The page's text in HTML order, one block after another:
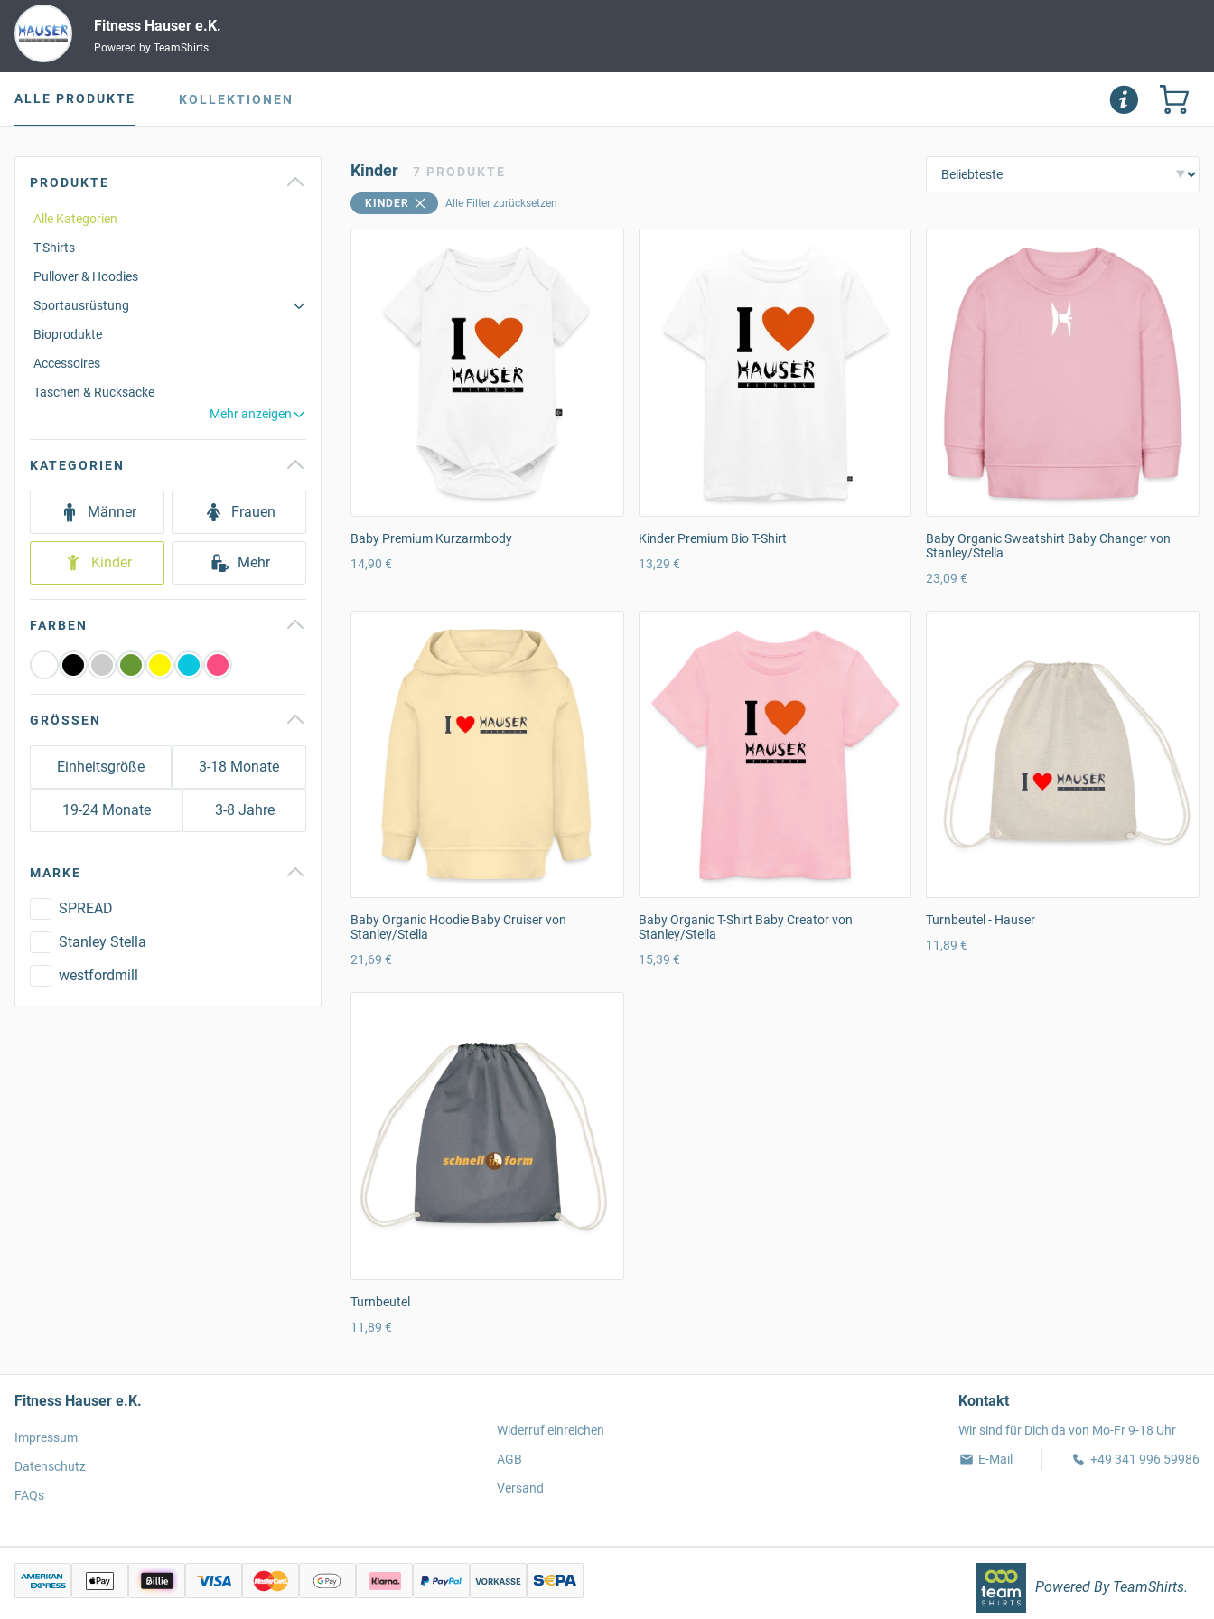
Fitness Hauser e.K.
Powered by TeamShirts
ALLE PRODUKTE KOLLEKTIONEN
PRODUKTE
Alle Kategorien
T-Shirts
Pullover & Hoodies
Sportausrüstung
Bioprodukte
Accessoires
Taschen & Rucksäcke
Mehr anzeigen
KATEGORIEN
Männer Frauen
Kinder Mehr
FARBEN
GRÖSSEN
Einheitsgröße 3-18 Monate
19-24 Monate 3-8 Jahre
MARKE
SPREAD
Stanley Stella
westfordmill
Kinder 7 PRODUKTE
KINDER Alle Filter zurücksetzen
Baby Premium Kurzarmbody
14,90 €
Kinder Premium Bio T-Shirt
13,29 €
Baby Organic Sweatshirt Baby Changer von
Stanley/Stella
23,09 €
Baby Organic Hoodie Baby Cruiser von
Stanley/Stella
21,69 €
Baby Organic T-Shirt Baby Creator von
Stanley/Stella
15,39 €
Turnbeutel - Hauser
11,89 €
Turnbeutel
11,89 €
Fitness Hauser e.K.
Impressum
Datenschutz
FAQs
Widerruf einreichen
AGB
Versand
Kontakt
Wir sind für Dich da von Mo-Fr 9-18 Uhr
E-Mail
+49 341 996 59986
Powered By TeamShirts.